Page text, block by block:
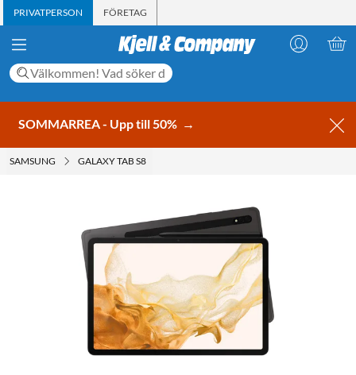
PRIVATPERSON FÖRETAG
SOMMARREA - Upp till 50% →
SAMSUNG GALAXY TAB S8